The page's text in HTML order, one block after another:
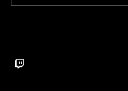
Twitch